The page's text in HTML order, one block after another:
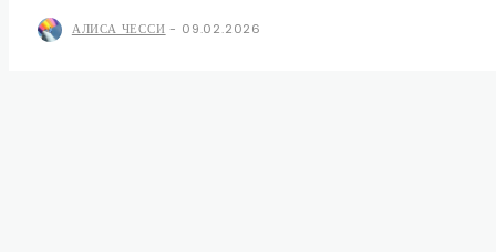
АЛИСА ЧЕССИ - 09.02.2026